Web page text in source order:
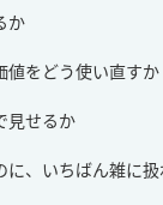
か
値をどう使い直すか
見せるか
、いちばん雑に